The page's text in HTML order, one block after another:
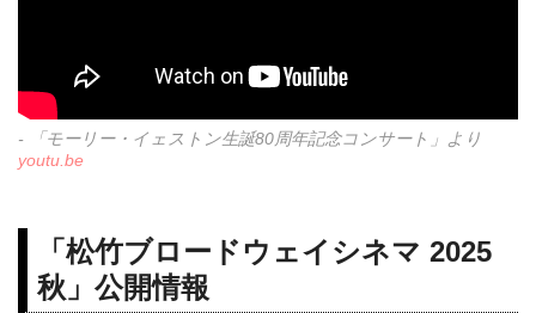
- 「モーリー・イェストン生誕80周年記念コンサート」より
youtu.be
「松竹ブロードウェイシネマ 2025
秋」公開情報